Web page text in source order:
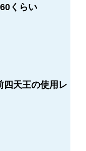
くらい
四天王の使用レ